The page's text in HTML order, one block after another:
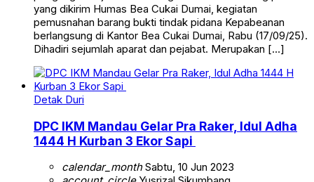
yang dikirim Humas Bea Cukai Dumai, kegiatan
pemusnahan barang bukti tindak pidana Kepabeanan
berlangsung di Kantor Bea Cukai Dumai, Rabu (17/09/25).
Dihadiri sejumlah aparat dan pejabat. Merupakan […]
Detak Duri
DPC IKM Mandau Gelar Pra Raker, Idul Adha
1444 H Kurban 3 Ekor Sapi
calendar_monthSabtu, 10 Jun 2023